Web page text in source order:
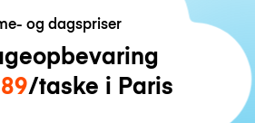
og dagspriser
/taske i Paris